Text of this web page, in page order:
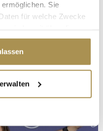
Sie
für welche Zwecke
auf das Privacy
Lage
Meter genau sein